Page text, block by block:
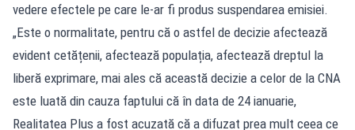
vedere efectele pe care le-ar fi produs suspendarea emisiei.
„Este o normalitate, pentru că o astfel de decizie afectează
evident cetățenii, afectează populația, afectează dreptul la
liberă exprimare, mai ales că această decizie a celor de la CNA
este luată din cauza faptului că în data de 24 ianuarie,
Realitatea Plus a fost acuzată că a difuzat prea mult ceea ce